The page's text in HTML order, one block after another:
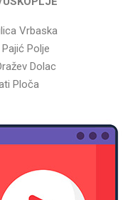
Vrbaska
Polje
Dolac
Ploča